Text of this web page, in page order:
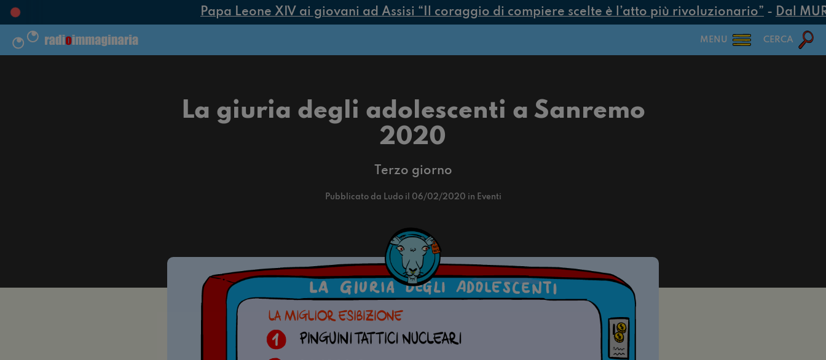
Papa Leone XIV ai giovani ad Assisi “Il coraggio di compiere scelte è l’atto più rivoluzionario”- Dal
MENU CERCA
La giuria degli adolescenti a Sanremo
2020
Terzo giorno
Pubblicato da Ludo il 06/02/2020 in Eventi